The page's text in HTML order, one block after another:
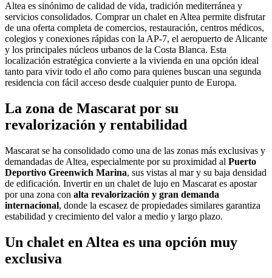
Altea es sinónimo de calidad de vida, tradición mediterránea y
servicios consolidados. Comprar un chalet en Altea permite disfrutar
de una oferta completa de comercios, restauración, centros médicos,
colegios y conexiones rápidas con la AP-7, el aeropuerto de Alicante
y los principales núcleos urbanos de la Costa Blanca. Esta
localización estratégica convierte a la vivienda en una opción ideal
tanto para vivir todo el año como para quienes buscan una segunda
residencia con fácil acceso desde cualquier punto de Europa.
La zona de Mascarat por su
revalorización y rentabilidad
Mascarat se ha consolidado como una de las zonas más exclusivas y
demandadas de Altea, especialmente por su proximidad al Puerto
Deportivo Greenwich Marina, sus vistas al mar y su baja densidad
de edificación. Invertir en un chalet de lujo en Mascarat es apostar
por una zona con alta revalorización y gran demanda
internacional, donde la escasez de propiedades similares garantiza
estabilidad y crecimiento del valor a medio y largo plazo.
Un chalet en Altea es una opción muy
exclusiva